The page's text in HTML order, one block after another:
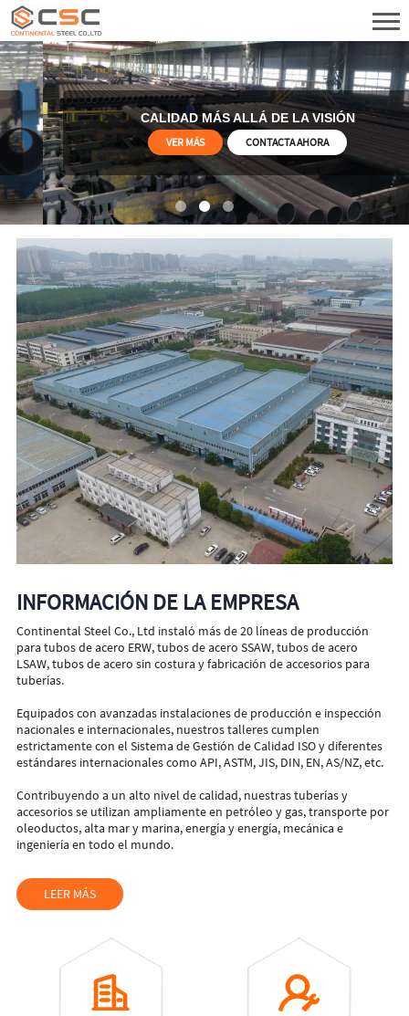
CALIDAD MÁS ALLÁ DE LA VISIÓN
VER MÁS CONTACTA AHORA
INFORMACIÓN DE LA EMPRESA
Continental Steel Co., Ltd instaló más de 20 líneas de producción
para tubos de acero ERW, tubos de acero SSAW, tubos de acero
LSAW, tubos de acero sin costura y fabricación de accesorios para
tuberías.
Equipados con avanzadas instalaciones de producción e inspección
nacionales e internacionales, nuestros talleres cumplen
estrictamente con el Sistema de Gestión de Calidad ISO y diferentes
estándares internacionales como API, ASTM, JIS, DIN, EN, AS/NZ, etc.
Contribuyendo a un alto nivel de calidad, nuestras tuberías y
accesorios se utilizan ampliamente en petróleo y gas, transporte por
oleoductos, alta mar y marina, energía y energía, mecánica e
ingeniería en todo el mundo.
LEER MÁS